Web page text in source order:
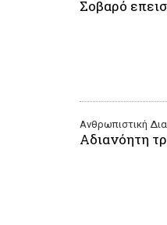
Σοβαρό
Ανθρωπιστική
Αδιανόητη